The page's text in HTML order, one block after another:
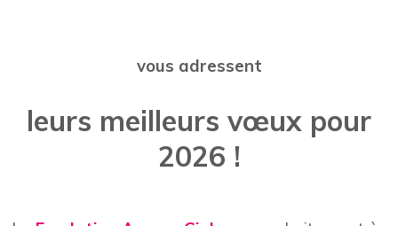
vous adressent
leurs meilleurs vœux pour
2026 !